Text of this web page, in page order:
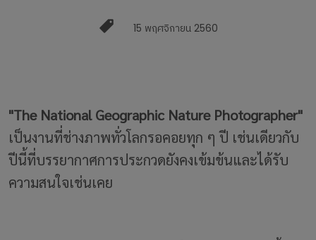
15 พฤศจิกายน 2560
"The National Geographic Nature Photographer"
เป็นงานที่ช่างภาพทั่วโลกรอคอยทุก ๆ ปี เช่นเดียวกับ
ปีนี้ที่บรรยากาศการประกวดยังคงเข้มข้นและได้รับ
ความสนใจเช่นเคย